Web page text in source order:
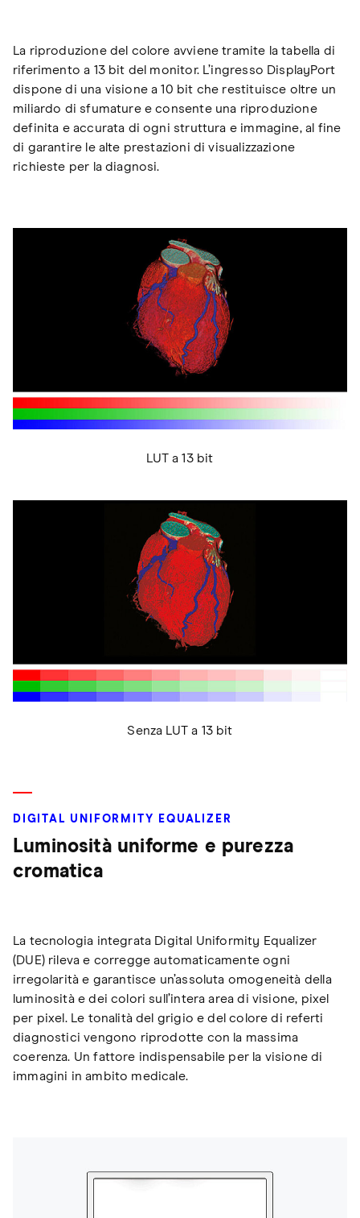
La riproduzione del colore avviene tramite la tabella di
riferimento a 13 bit del monitor. L’ingresso DisplayPort
dispone di una visione a 10 bit che restituisce oltre un
miliardo di sfumature e consente una riproduzione
definita e accurata di ogni struttura e immagine, al fine
di garantire le alte prestazioni di visualizzazione
richieste per la diagnosi.
LUT a 13 bit
Senza LUT a 13 bit
DIGITAL UNIFORMITY EQUALIZER
Luminosità uniforme e purezza
cromatica
La tecnologia integrata Digital Uniformity Equalizer
(DUE) rileva e corregge automaticamente ogni
irregolarità e garantisce un’assoluta omogeneità della
luminosità e dei colori sull’intera area di visione, pixel
per pixel. Le tonalità del grigio e del colore di referti
diagnostici vengono riprodotte con la massima
coerenza. Un fattore indispensabile per la visione di
immagini in ambito medicale.